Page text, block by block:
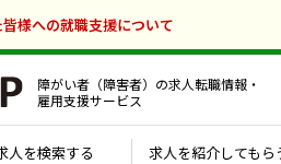
様への就職支援について
障がい者（障害者）の求人転職情報・
雇用支援サービス
人を検索する 求人を紹介してもら